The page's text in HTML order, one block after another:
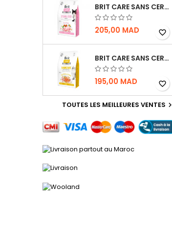
BRIT CARE SANS CEREALES STERILIZED SENSITIVE - CHAT - 2KG
205,00 MAD favorite_border
BRIT CARE SANS CEREALES HAIRCARE HEALTHY AND SHINY COAT - POUR CHAT - 2KG
195,00 MAD favorite_border
TOUTES LES MEILLEURES VENTES 